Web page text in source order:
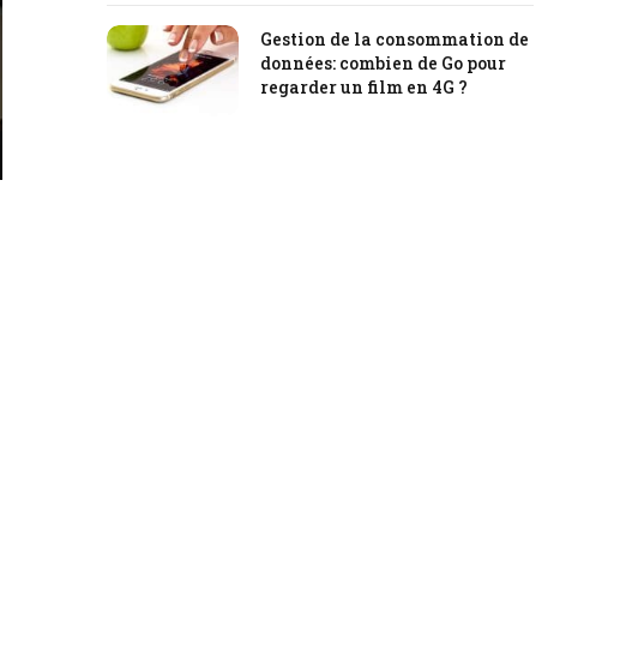
Gestion de la consommation de
données: combien de Go pour
regarder un film en 4G ?